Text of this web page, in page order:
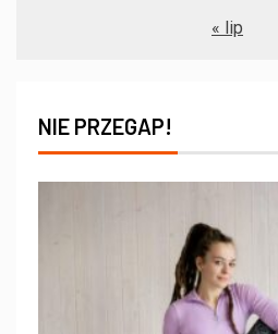
« lip
NIE PRZEGAP!